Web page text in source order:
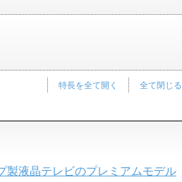
全て閉じる
特長を全て開く
製液晶テレビのプレミアムモデル